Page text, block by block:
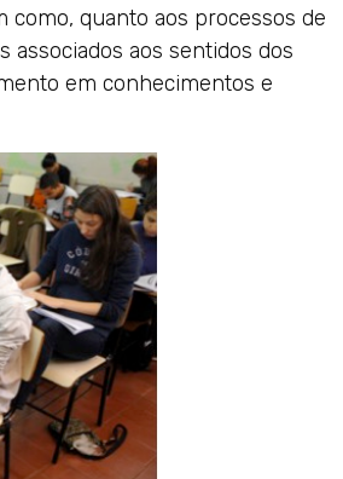
como, quanto aos processos de
associados aos sentidos dos
em conhecimentos e